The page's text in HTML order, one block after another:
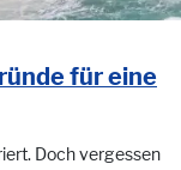
für eine
Doch vergessen